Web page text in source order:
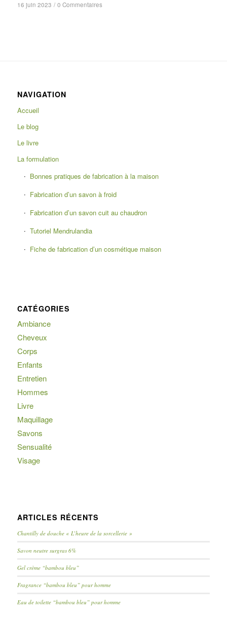
16 juin 2023 / 0 Commentaires
NAVIGATION
Accueil
Le blog
Le livre
La formulation
Bonnes pratiques de fabrication à la maison
Fabrication d’un savon à froid
Fabrication d’un savon cuit au chaudron
Tutoriel Mendrulandia
Fiche de fabrication d’un cosmétique maison
CATÉGORIES
Ambiance
Cheveux
Corps
Enfants
Entretien
Hommes
Livre
Maquillage
Savons
Sensualité
Visage
ARTICLES RÉCENTS
Chantilly de douche « L’heure de la sorcellerie »
Savon neutre surgras 6%
Gel crème “bambou bleu”
Fragrance “bambou bleu” pour homme
Eau de toilette “bambou bleu” pour homme